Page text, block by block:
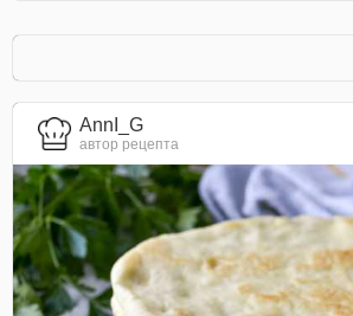
AnnI_G
автор рецепта